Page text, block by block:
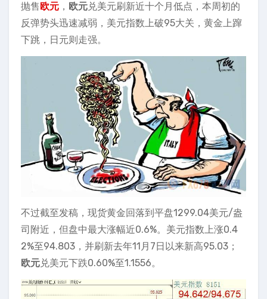
抛售 欧元 ， 欧元兑美元刷新近十个月低点，本周初的
反弹势头迅速减弱，美元指数上破95大关，黄金上蹿
下跳，日元则走强。
不过截至发稿，现货黄金回落到平盘1299.04美元/盎
司附近，但盘中最大涨幅近0.6%。美元指数上涨0.4
2%至94.803，并刷新去年11月7日以来新高95.03；
欧元兑美元下跌0.60%至1.1556。